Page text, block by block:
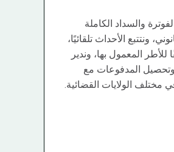
والسداد الكاملة
ونتتبع الأحداث تلقائيًا،
المعمول بها، وندير
وتحصيل المدفوعات مع
مختلف الولايات القضائية.